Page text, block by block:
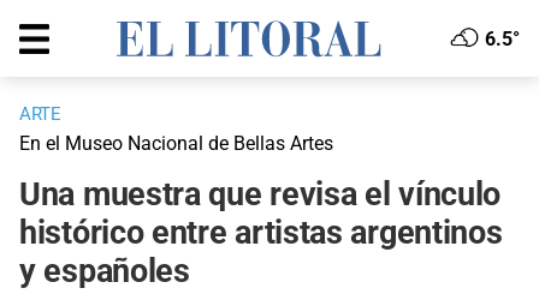
6.5°
ARTE
En el Museo Nacional de Bellas Artes
Una muestra que revisa el vínculo
histórico entre artistas argentinos
y españoles